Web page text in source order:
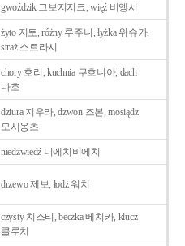
gwoździk 그보지지크, więź 비엥시
żyto 지토, różny 루주니, łyżka 위슈카,
straż 스트라시
chory 호리, kuchnia 쿠흐니아, dach
다흐
dziura 지우라, dzwon 즈본, mosiądz
모시옹츠
niedźwiedź 니에치비에치
drzewo 제보, łodż 워치
czysty 치스티, beczka 베치카, klucz
클루치